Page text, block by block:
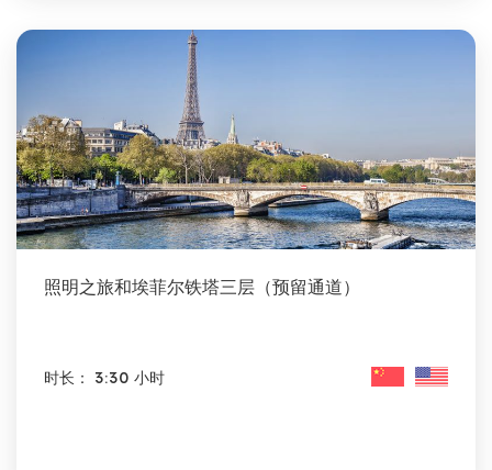
照明之旅和埃菲尔铁塔三层（预留通道）
时长： 3:30 小时